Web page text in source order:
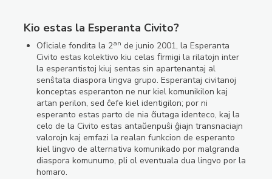
Kio estas la Esperanta Civito?
Oﬁciale fondita la 2an de junio 2001, la Esperanta
Civito estas kolektivo kiu celas ﬁrmigi la rilatojn inter
la esperantistoj kiuj sentas sin apartenantaj al
senŝtata diaspora lingva grupo. Esperantaj civitanoj
konceptas esperanton ne nur kiel komunikilon kaj
artan perilon, sed ĉefe kiel identigilon; por ni
esperanto estas parto de nia ĉiutaga identeco, kaj la
celo de la Civito estas antaŭenpuŝi ĝiajn transnaciajn
valorojn kaj emfazi la realan funkcion de esperanto
kiel lingvo de alternativa komunikado por malgranda
diaspora komunumo, pli ol eventuala dua lingvo por la
homaro.